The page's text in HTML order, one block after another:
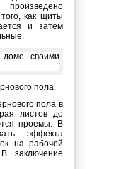
как щиты
и затем
пола.
пола в
листов до
проемы. В
эффекта
на рабочей
заключение